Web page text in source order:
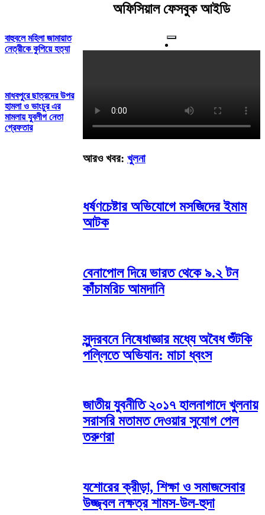
বাহুবলে মহিলা জামায়াত
নেত্রীকে কুপিয়ে হত্যা
মাধবপুরে ছাত্রদের উপর
হামলা ও ভাংচুর এর
মামলায় যুবলীগ নেতা
গ্রেফতার
অফিসিয়াল ফেসবুক আইডি
আরও খবর: খুলনা
ধর্ষণচেষ্টার অভিযোগে মসজিদের ইমাম
আটক
বেনাপোল দিয়ে ভারত থেকে ৯.২ টন
কাঁচামরিচ আমদানি
​সুন্দরবনে নিষেধাজ্ঞার মধ্যে অবৈধ শুঁটকি
পল্লিতে অভিযান: মাচা ধ্বংস
জাতীয় যুবনীতি ২০১৭ হালনাগাদে খুলনায়
সরাসরি মতামত দেওয়ার সুযোগ পেল
তরুণরা
যশোরের ক্রীড়া, শিক্ষা ও সমাজসেবার
উজ্জ্বল নক্ষত্র শামস-উল-হুদা